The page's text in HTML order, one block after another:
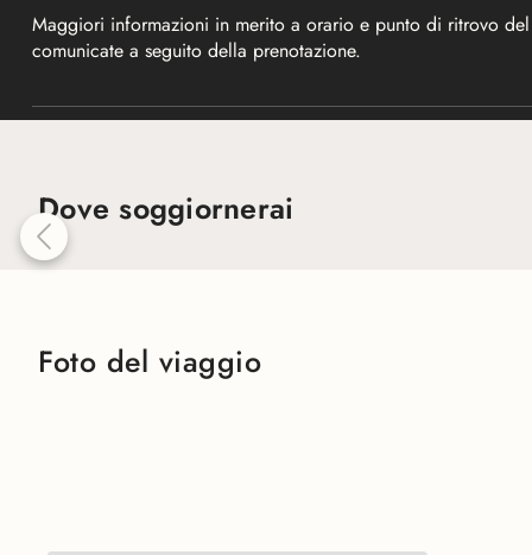
Maggiori informazioni in merito a orario e punto di ritrovo
comunicate a seguito della prenotazione.
Dove soggiornerai
Foto del viaggio